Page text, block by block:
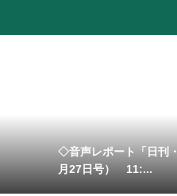
◇音声レポート「日刊
月27日号） 11:...